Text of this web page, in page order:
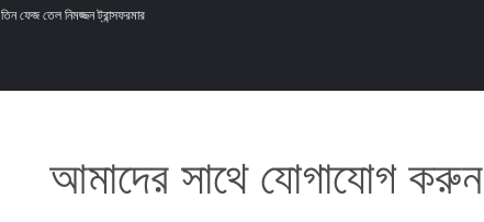
তিন ফেজ তেল নিমজ্জন ট্রান্সফরমার
আমাদের সাথে যোগাযোগ করুন